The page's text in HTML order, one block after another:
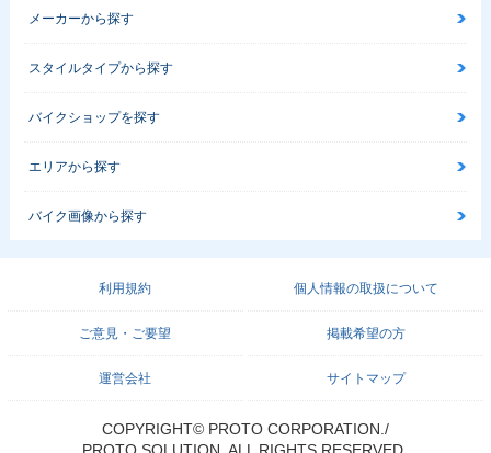
PER FOUR HYPER
PER FOUR HYPER
PER FOUR HYPER
PER FOUR VERSI
sary Special・特
別・限定仕様
メーカーから探す
スタイルタイプから探す
バイクショップを探す
エリアから探す
バイク画像から探す
利用規約 個人情報の取扱について
ご意見・ご要望 掲載希望の方
運営会社 サイトマップ
COPYRIGHT© PROTO CORPORATION./